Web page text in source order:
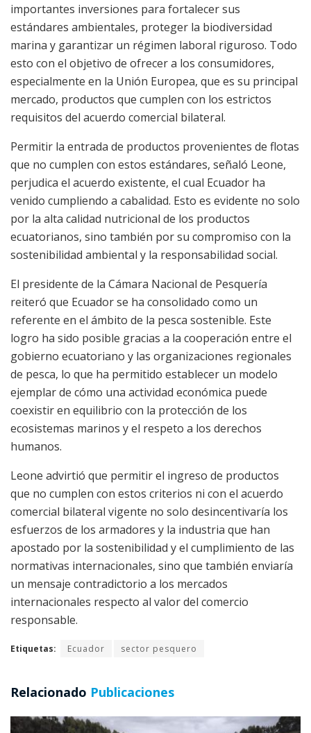
importantes inversiones para fortalecer sus
estándares ambientales, proteger la biodiversidad
marina y garantizar un régimen laboral riguroso. Todo
esto con el objetivo de ofrecer a los consumidores,
especialmente en la Unión Europea, que es su principal
mercado, productos que cumplen con los estrictos
requisitos del acuerdo comercial bilateral.
Permitir la entrada de productos provenientes de flotas
que no cumplen con estos estándares, señaló Leone,
perjudica el acuerdo existente, el cual Ecuador ha
venido cumpliendo a cabalidad. Esto es evidente no solo
por la alta calidad nutricional de los productos
ecuatorianos, sino también por su compromiso con la
sostenibilidad ambiental y la responsabilidad social.
El presidente de la Cámara Nacional de Pesquería
reiteró que Ecuador se ha consolidado como un
referente en el ámbito de la pesca sostenible. Este
logro ha sido posible gracias a la cooperación entre el
gobierno ecuatoriano y las organizaciones regionales
de pesca, lo que ha permitido establecer un modelo
ejemplar de cómo una actividad económica puede
coexistir en equilibrio con la protección de los
ecosistemas marinos y el respeto a los derechos
humanos.
Leone advirtió que permitir el ingreso de productos
que no cumplen con estos criterios ni con el acuerdo
comercial bilateral vigente no solo desincentivaría los
esfuerzos de los armadores y la industria que han
apostado por la sostenibilidad y el cumplimiento de las
normativas internacionales, sino que también enviaría
un mensaje contradictorio a los mercados
internacionales respecto al valor del comercio
responsable.
Etiquetas: Ecuador sector pesquero
Relacionado Publicaciones